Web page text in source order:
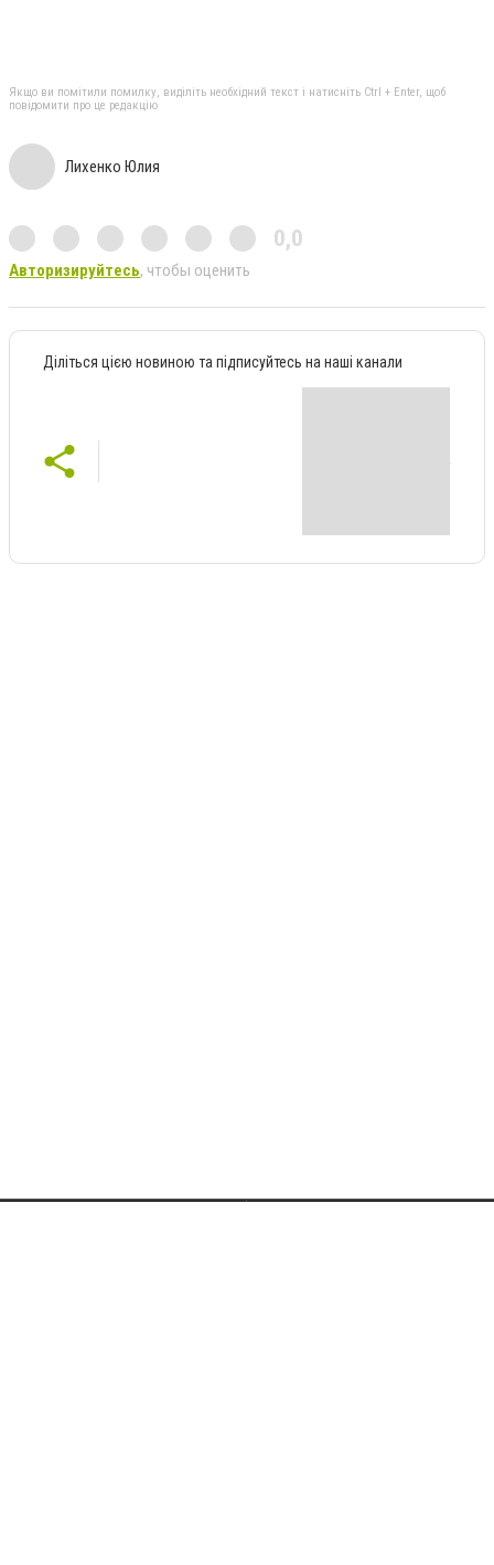
Якщо ви помітили помилку, виділіть необхідний текст і натисніть Ctrl + Enter, щоб
повідомити про це редакцію
Лихенко Юлия
0,0
Авторизируйтесь, чтобы оценить
Діліться цією новиною та підписуйтесь на наші канали